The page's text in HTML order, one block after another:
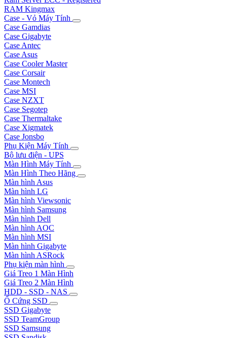
RAM Kingmax
Case - Vỏ Máy Tính
Case Gamdias
Case Gigabyte
Case Antec
Case Asus
Case Cooler Master
Case Corsair
Case Montech
Case MSI
Case NZXT
Case Segotep
Case Thermaltake
Case Xigmatek
Case Jonsbo
Phụ Kiện Máy Tính
Bộ lưu điện - UPS
Màn Hình Máy Tính
Màn Hình Theo Hãng
Màn hình Asus
Màn hình LG
Màn hình Viewsonic
Màn hình Samsung
Màn hình Dell
Màn hình AOC
Màn hình MSI
Màn hình Gigabyte
Màn hình ASRock
Phụ kiện màn hình
Giá Treo 1 Màn Hình
Giá Treo 2 Màn Hình
HDD - SSD - NAS
Ổ Cứng SSD
SSD Gigabyte
SSD TeamGroup
SSD Samsung